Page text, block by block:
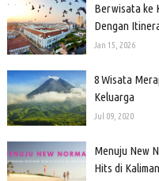
Berwisata ke
Dengan
Jan 15, 2026
8 Wisata
Keluarga
Jul 09, 2020
Menuju New
Hits di